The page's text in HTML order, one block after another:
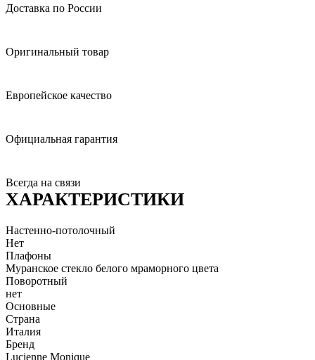
Доставка по России
Оригинальный товар
Европейское качество
Официальная гарантия
Всегда на связи
ХАРАКТЕРИСТИКИ
Настенно-потолочный
Нет
Плафоны
Муранское стекло белого мраморного цвета
Поворотный
нет
Основные
Страна
Италия
Бренд
Lucienne Monique